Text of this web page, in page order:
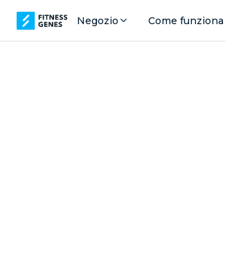
Negozio Come funziona